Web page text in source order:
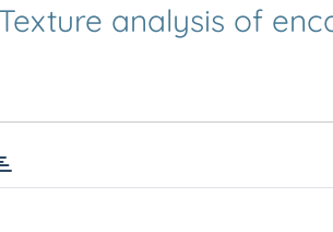
analysis of